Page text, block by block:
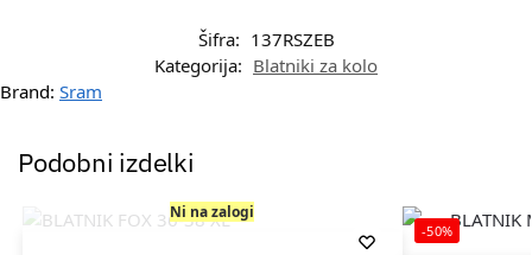
Šifra: 137RSZEB
Kategorija: Blatniki za kolo
Brand: Sram
Podobni izdelki
Ni na zalogi
-50%